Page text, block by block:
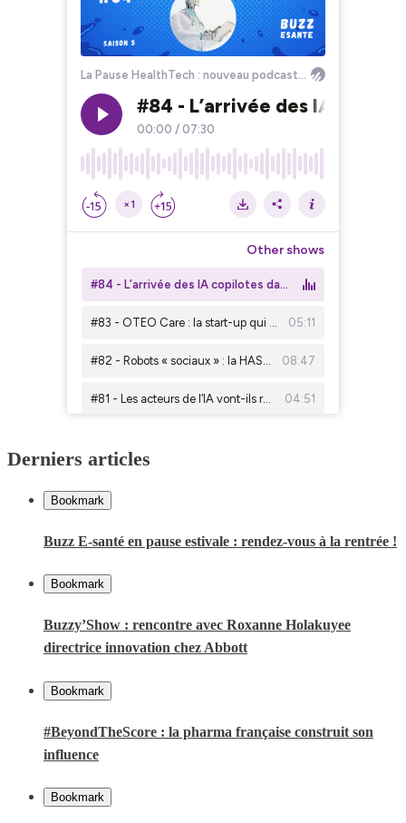
Derniers articles
Bookmark
Buzz E-santé en pause estivale : rendez-vous à la rentrée !
Bookmark
Buzzy’Show : rencontre avec Roxanne Holakuyee
directrice innovation chez Abbott
Bookmark
#BeyondTheScore : la pharma française construit son
influence
Bookmark